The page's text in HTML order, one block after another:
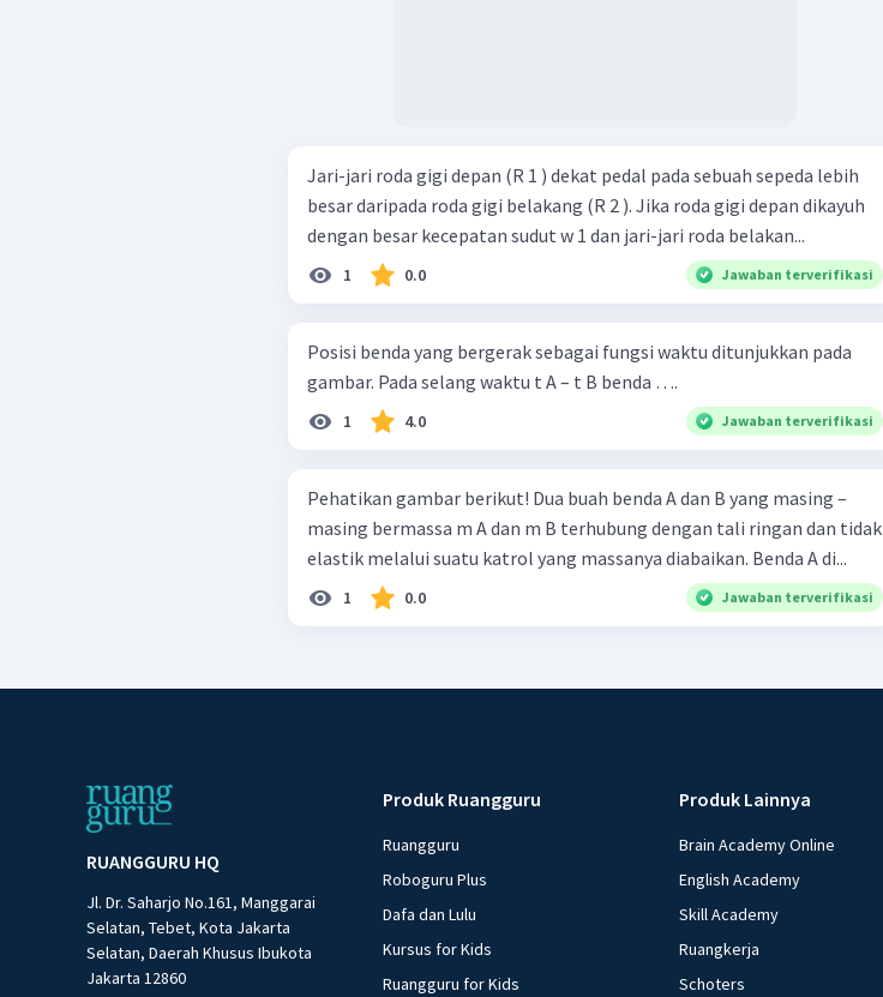
Jari-jari roda gigi depan (R 1 ) dekat pedal pada sebuah sepeda lebih
besar daripada roda gigi belakang (R 2 ). Jika roda gigi depan dikayuh
dengan besar kecepatan sudut w 1 dan jari-jari roda belakan...
1 0.0 Jawaban terverifikasi
Posisi benda yang bergerak sebagai fungsi waktu ditunjukkan pada
gambar. Pada selang waktu t A – t B benda ….
1 4.0 Jawaban terverifikasi
Pehatikan gambar berikut! Dua buah benda A dan B yang masing –
masing bermassa m A dan m B terhubung dengan tali ringan dan tidak
elastik melalui suatu katrol yang massanya diabaikan. Benda A di...
1 0.0 Jawaban terverifikasi
RUANGGURU HQ
Jl. Dr. Saharjo No.161, Manggarai
Selatan, Tebet, Kota Jakarta
Selatan, Daerah Khusus Ibukota
Jakarta 12860
Produk Ruangguru
Ruangguru
Roboguru Plus
Dafa dan Lulu
Kursus for Kids
Ruangguru for Kids
Produk Lainnya
Brain Academy Online
English Academy
Skill Academy
Ruangkerja
Schoters